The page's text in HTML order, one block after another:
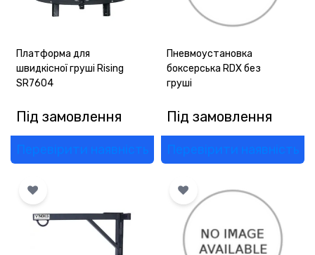
Платформа для
швидкісної груші Rising
SR7604
Під замовлення
Перевірити наявність
Пневмоустановка
боксерська RDX без
груші
Під замовлення
Перевірити наявність